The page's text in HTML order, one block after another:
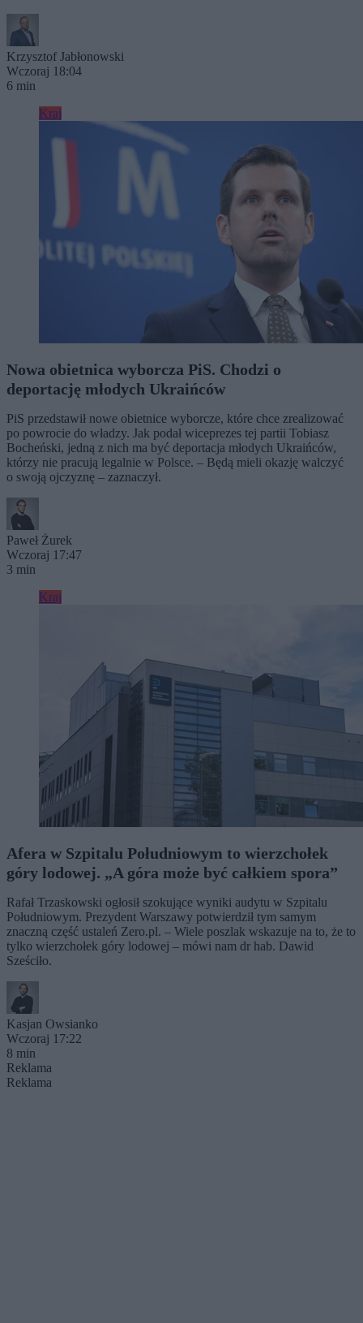
Krzysztof Jabłonowski
Wczoraj 18:04
6 min
Kraj
Nowa obietnica wyborcza PiS. Chodzi o
deportację młodych Ukraińców
PiS przedstawił nowe obietnice wyborcze, które chce zrealizować
po powrocie do władzy. Jak podał wiceprezes tej partii Tobiasz
Bocheński, jedną z nich ma być deportacja młodych Ukraińców,
którzy nie pracują legalnie w Polsce. – Będą mieli okazję walczyć
o swoją ojczyznę – zaznaczył.
Paweł Żurek
Wczoraj 17:47
3 min
Kraj
Afera w Szpitalu Południowym to wierzchołek
góry lodowej. „A góra może być całkiem spora”
Rafał Trzaskowski ogłosił szokujące wyniki audytu w Szpitalu
Południowym. Prezydent Warszawy potwierdził tym samym
znaczną część ustaleń Zero.pl. – Wiele poszlak wskazuje na to, że to
tylko wierzchołek góry lodowej – mówi nam dr hab. Dawid
Sześciło.
Kasjan Owsianko
Wczoraj 17:22
8 min
Reklama
Reklama